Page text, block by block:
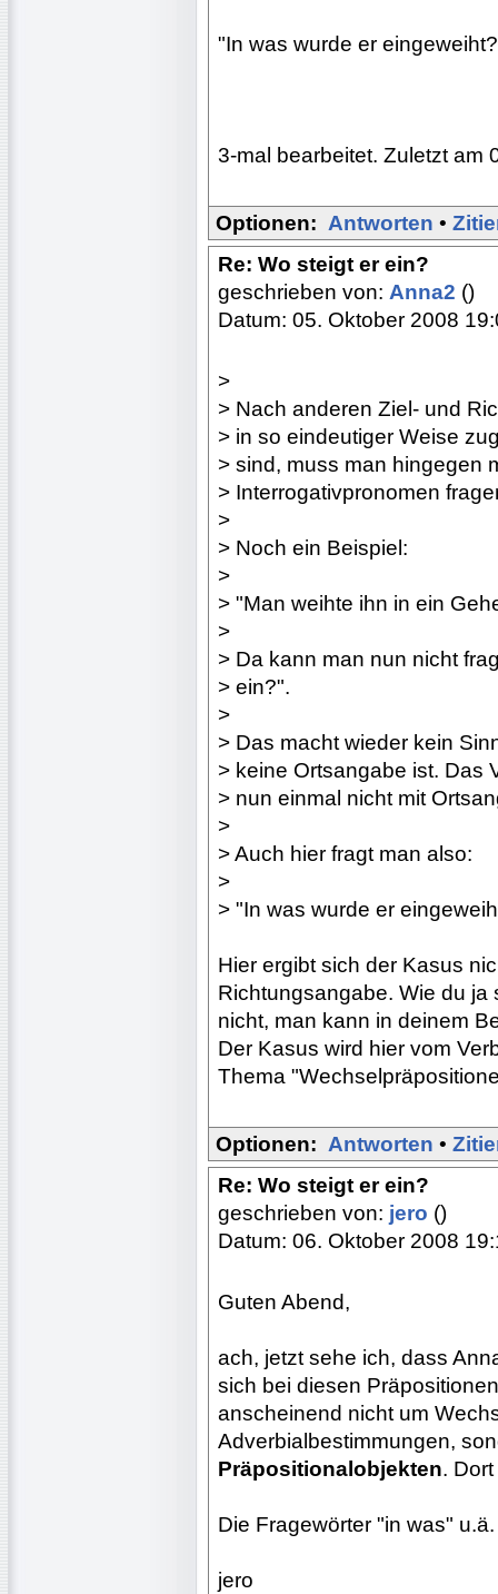
"In was wurde er
3-mal bearbeitet. Zuletzt am
Optionen: Antworten •
Re: Wo steigt er ein?
geschrieben von: Anna2 ()
Datum: 05. Oktober 2008
>
> Nach anderen Ziel- und
> in so eindeutiger Weise
> sind, muss man hingegen
> Interrogativpronomen
>
> Noch ein Beispiel:
>
> "Man weihte ihn in ein
>
> Da kann man nun nicht
> ein?".
>
> Das macht wieder kein
> keine Ortsangabe ist. Das
> nun einmal nicht mit
>
> Auch hier fragt man also:
>
> "In was wurde er
Hier ergibt sich der Kasus
Richtungsangabe. Wie du ja
nicht, man kann in deinem
Der Kasus wird hier vom
Thema
Optionen: Antworten •
Re: Wo steigt er ein?
geschrieben von: jero ()
Datum: 06. Oktober 2008
Guten Abend,
ach, jetzt sehe ich, dass
sich bei diesen
anscheinend nicht um
Adverbialbestimmungen,
Präpositionalobjekten.
Die Fragewörter "in was"
jero